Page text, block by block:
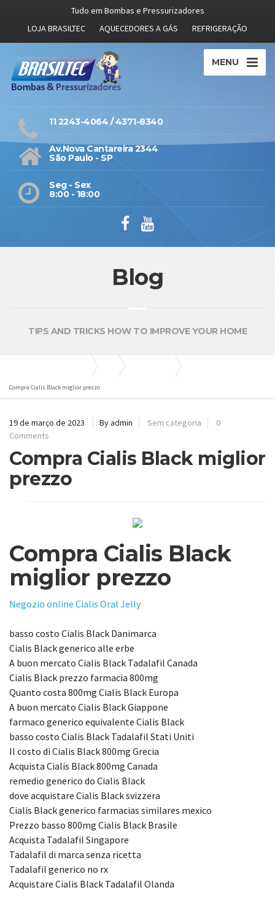
Tudo em Bombas e Pressurizadores
LOJA BRASILTEC
AQUECEDORES A GÁS REFRIGERAÇÃO
MENU
11 2243-4064 / 4371-8340
Av.Nova Cantareira 2344
São Paulo - SP
Seg - Sex
8:00 - 18:00
Blog
TIPS AND TRICKS HOW TO IMPROVE YOUR HOME
Compra Cialis Black miglior prezzo
19 de março de 2023 By admin Sem categoria
0
Comments
Compra Cialis Black miglior
prezzo
Compra Cialis Black
miglior prezzo
Negozio online Cialis Oral Jelly
basso costo Cialis Black Danimarca
Cialis Black generico alle erbe
A buon mercato Cialis Black Tadalafil Canada
Cialis Black prezzo farmacia 800mg
Quanto costa 800mg Cialis Black Europa
A buon mercato Cialis Black Giappone
farmaco generico equivalente Cialis Black
basso costo Cialis Black Tadalafil Stati Uniti
Il costo di Cialis Black 800mg Grecia
Acquista Cialis Black 800mg Canada
remedio generico do Cialis Black
dove acquistare Cialis Black svizzera
Cialis Black generico farmacias similares mexico
Prezzo basso 800mg Cialis Black Brasile
Acquista Tadalafil Singapore
Tadalafil di marca senza ricetta
Tadalafil generico no rx
Acquistare Cialis Black Tadalafil Olanda